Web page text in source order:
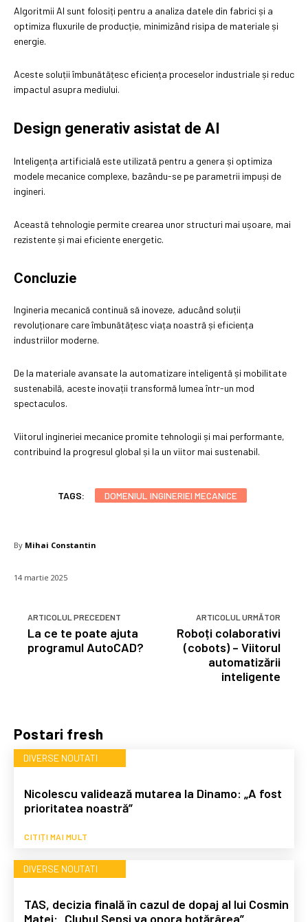
Postari fresh
DIVERSE NOUTATI
Nicolescu validează mutarea la Dinamo: „A fost
prioritatea noastră”
CITIȚI MAI MULT
DIVERSE NOUTATI
TAS, decizia finală în cazul de dopaj al lui Cosmin
Matei: „Clubul Sepsi va onora hotărârea”
Algoritmii AI sunt folosiți pentru a analiza datele din fabrici și a
optimiza fluxurile de producție, minimizând risipa de materiale și
energie.
Aceste soluții îmbunătățesc eficiența proceselor industriale și reduc
impactul asupra mediului.
Design generativ asistat de AI
Inteligența artificială este utilizată pentru a genera și optimiza
modele mecanice complexe, bazându-se pe parametrii impuși de
ingineri.
Această tehnologie permite crearea unor structuri mai ușoare, mai
rezistente și mai eficiente energetic.
Concluzie
Ingineria mecanică continuă să inoveze, aducând soluții
revoluționare care îmbunătățesc viața noastră și eficiența
industriilor moderne.
De la materiale avansate la automatizare inteligentă și mobilitate
sustenabilă, aceste inovații transformă lumea într-un mod
spectaculos.
Viitorul ingineriei mecanice promite tehnologii și mai performante,
contribuind la progresul global și la un viitor mai sustenabil.
TAGS: DOMENIUL INGINERIEI MECANICE
By Mihai Constantin
14 martie 2025
ARTICOLUL PRECEDENT
La ce te poate ajuta
programul AutoCAD?
ARTICOLUL URMĂTOR
Roboți colaborativi
(cobots) – Viitorul
automatizării
inteligente